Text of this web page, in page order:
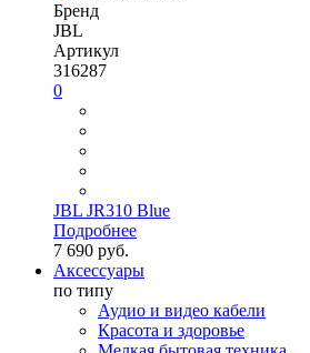
Бренд
JBL
Артикул
316287
0
JBL JR310 Blue
Подробнее
7 690 руб.
Аксессуары
по типу
Аудио и видео кабели
Красота и здоровье